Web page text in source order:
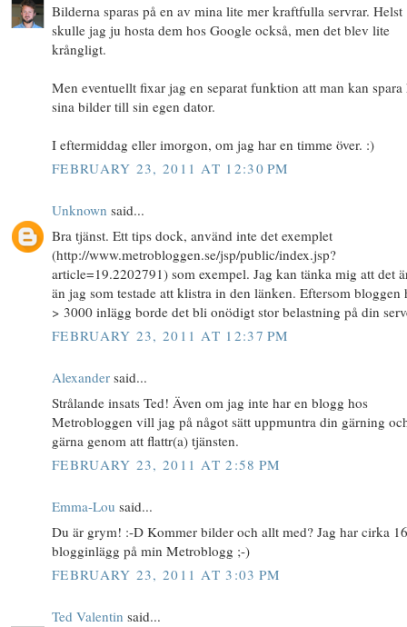
Bilderna sparas på en av mina lite mer kraftfulla servrar. Helst
skulle jag ju hosta dem hos Google också, men det blev lite
krångligt.
Men eventuellt fixar jag en separat funktion att man kan spara
sina bilder till sin egen dator.
I eftermiddag eller imorgon, om jag har en timme över. :)
FEBRUARY 23, 2011 AT 12:30 PM
Unknown said...
Bra tjänst. Ett tips dock, använd inte det exemplet
(http://www.metrobloggen.se/jsp/public/index.jsp?
article=19.2202791) som exempel. Jag kan tänka mig att det
än jag som testade att klistra in den länken. Eftersom bloggen
> 3000 inlägg borde det bli onödigt stor belastning på din
FEBRUARY 23, 2011 AT 12:37 PM
Alexander said...
Strålande insats Ted! Även om jag inte har en blogg hos
Metrobloggen vill jag på något sätt uppmuntra din gärning
gärna genom att flattr(a) tjänsten.
FEBRUARY 23, 2011 AT 2:58 PM
Emma-Lou said...
Du är grym! :-D Kommer bilder och allt med? Jag har cirka
blogginlägg på min Metroblogg ;-)
FEBRUARY 23, 2011 AT 3:03 PM
Ted Valentin said...